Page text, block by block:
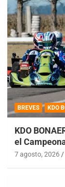
BREVES KDO
KDO
el
7 agosto, 2026